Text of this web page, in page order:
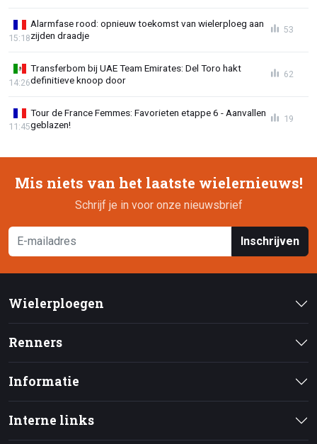
Alarmfase rood: opnieuw toekomst van wielerploeg aan
zijden draadje
15:18
53
Transferbom bij UAE Team Emirates: Del Toro hakt
definitieve knoop door
14:26
62
Tour de France Femmes: Favorieten etappe 6 - Aanvallen
geblazen!
11:45
19
Mis niets van het laatste wielernieuws!
Schrijf je in voor onze nieuwsbrief
Inschrijven
Wielerploegen
Renners
Informatie
Interne links